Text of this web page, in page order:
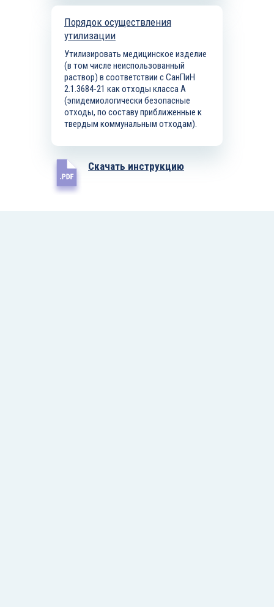
Порядок осуществления
утилизации
Утилизировать медицинское изделие
(в том числе неиспользованный
раствор) в соответствии с СанПиН
2.1.3684-21 как отходы класса А
(эпидемиологически безопасные
отходы, по составу приближенные к
твердым коммунальным отходам).
Скачать инструкцию